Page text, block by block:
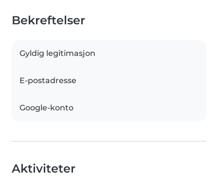
Bekreftelser
Gyldig legitimasjon
E-postadresse
Google-konto
Aktiviteter